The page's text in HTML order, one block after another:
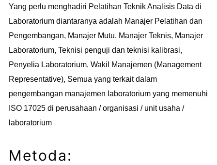
Yang perlu menghadiri Pelatihan Teknik Analisis Data di
Laboratorium diantaranya adalah Manajer Pelatihan dan
Pengembangan, Manajer Mutu, Manajer Teknis, Manajer
Laboratorium, Teknisi penguji dan teknisi kalibrasi,
Penyelia Laboratorium, Wakil Manajemen (Management
Representative), Semua yang terkait dalam
pengembangan manajemen laboratorium yang memenuhi
ISO 17025 di perusahaan / organisasi / unit usaha /
laboratorium
Metoda: